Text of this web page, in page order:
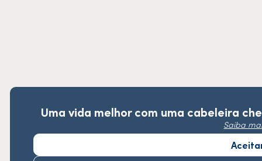
Uma vida melhor com uma cabeleira
Saiba